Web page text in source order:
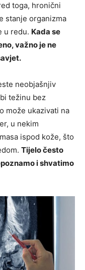
toga, hronični
stanje organizma
u redu. Kada se
važno je ne
neobjašnjiv
težinu bez
može ukazivati na
u nekim
ispod kože, što
Tijelo često
i shvatimo